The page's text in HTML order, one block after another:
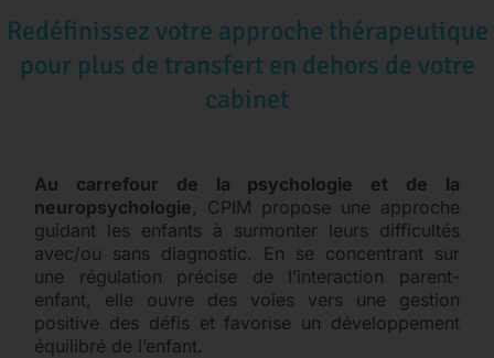
Redéfinissez votre approche thérapeutique
pour plus de transfert en dehors de votre
cabinet​
Au carrefour de la psychologie et de la
neuropsychologie , CPIM propose une approche
guidant les enfants à surmonter leurs difficultés
avec/ou sans diagnostic. En se concentrant sur
une régulation précise de l’interaction parent-
enfant, elle ouvre des voies vers une gestion
positive des défis et favorise un développement
équilibré de l’enfant.